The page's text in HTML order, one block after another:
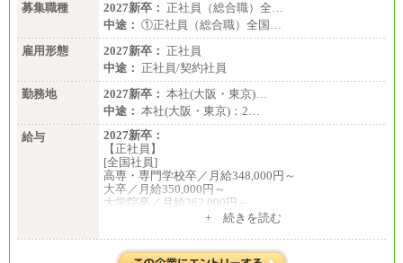
募集職種
2027新卒： 正社員（総合職）全…
中途： ①正社員（総合職）全国…
雇用形態
2027新卒： 正社員
中途： 正社員/契約社員
勤務地
2027新卒： 本社(大阪・東京)…
中途： 本社(大阪・東京)：2…
給与
2027新卒：
【正社員】
[全国社員]
高専・専門学校卒／月給348,000円～
大卒／月給350,000円～
大学院卒／月給362,000円～
[地域社員]月給295,000円～
【正社員】
[全国社員]月給348,000円～
+ 続きを読む